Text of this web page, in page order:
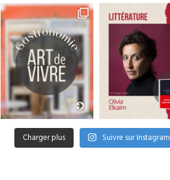
Charger plus Suivre sur Instagram